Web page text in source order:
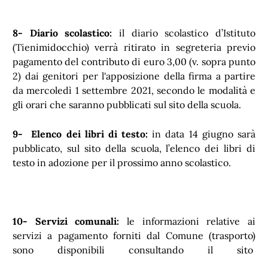
8- Diario scolastico: il diario scolastico d’Istituto
(Tienimidocchio) verrà ritirato in segreteria previo
pagamento del contributo di euro 3,00 (v. sopra punto
2) dai genitori per l'apposizione della firma a partire
da mercoledì 1 settembre 2021, secondo le modalità e
gli orari che saranno pubblicati sul sito della scuola.
9- Elenco dei libri di testo:in data 14 giugno sarà
pubblicato, sul sito della scuola, l’elenco dei libri di
testo in adozione per il prossimo anno scolastico.
10- Servizi comunali: le informazioni relative ai
servizi a pagamento forniti dal Comune (trasporto)
sono disponibili consultando il sito